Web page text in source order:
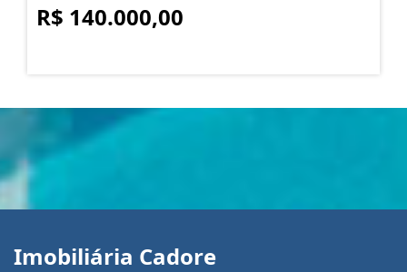
R$ 140.000,00
Imobiliária Cadore